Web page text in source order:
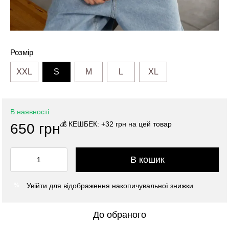
Розмір
XXL S M L XL
В наявності
650 грн💰 КЕШБЕК: +32 грн на цей товар
В кошик
Увійти для відображення накопичувальної знижки
До обраного